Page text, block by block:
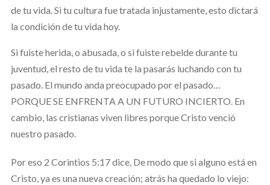
de tu vida. Si tu cultura fue tratada injustamente, esto dictará
la condición de tu vida hoy.
Si fuiste herida, o abusada, o si fuiste rebelde durante tu
juventud, el resto de tu vida te la pasarás luchando con tu
pasado. El mundo anda preocupado por el pasado…
PORQUE SE ENFRENTA A UN FUTURO INCIERTO. En
cambio, las cristianas viven libres porque Cristo venció
nuestro pasado.
Por eso 2 Corintios 5:17 dice, De modo que si alguno está en
Cristo, ya es una nueva creación; atrás ha quedado lo viejo: